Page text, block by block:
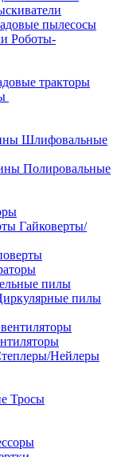
пылесосы
Роботы-
тракторы
Шлифовальные
Полировальные
Гайковерты/
пилы
пилы
Нейлеры
Тросы